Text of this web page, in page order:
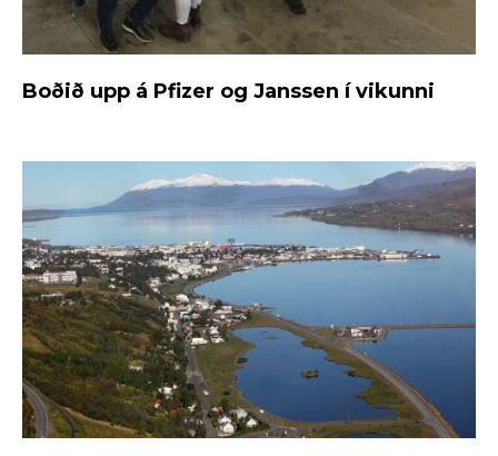
Boðið upp á Pfizer og Janssen í vikunni